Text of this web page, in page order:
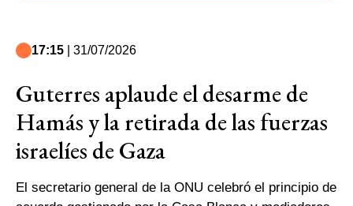
17:15 | 31/07/2026
Guterres aplaude el desarme de
Hamás y la retirada de las fuerzas
israelíes de Gaza
El secretario general de la ONU celebró el principio de